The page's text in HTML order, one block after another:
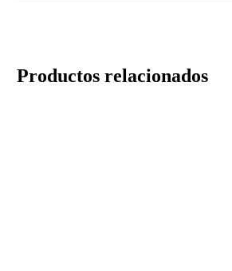
Productos relacionados